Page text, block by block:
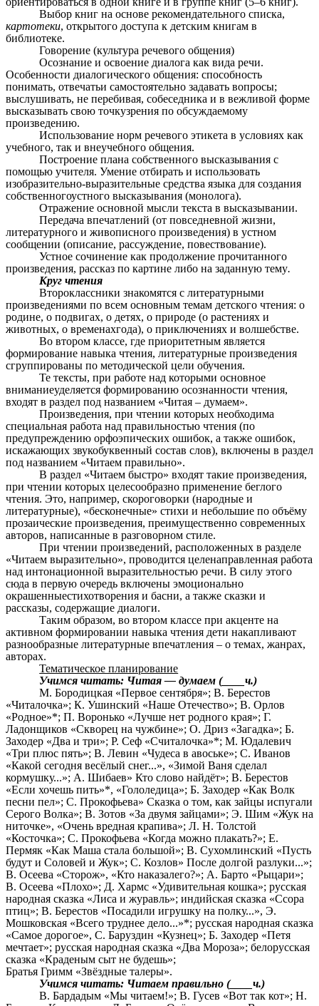
Выбор книг на основе рекомендательного списка,
картотеки, открытого доступа к детским книгам в
библиотеке.
Говорение (культура речевого общения)
Осознание и освоение диалога как вида речи.
Особенности диалогического общения: способность
понимать, отвечатьи самостоятельно задавать вопросы;
выслушивать, не перебивая, собеседника и в вежливой форме
высказывать свою точкузрения по обсуждаемому
произведению.
Использование норм речевого этикета в условиях как
учебного, так и внеучебного общения.
Построение плана собственного высказывания с
помощью учителя. Умение отбирать и использовать
изобразительно-выразительные средства языка для создания
собственногоустного высказывания (монолога).
Отражение основной мысли текста в высказывании.
Передача впечатлений (от повседневной жизни,
литературного и живописного произведения) в устном
сообщении (описание, рассуждение, повествование).
Устное сочинение как продолжение прочитанного
произведения, рассказ по картине либо на заданную тему.
Круг чтения
Второклассники знакомятся с литературными
произведениями по всем основным темам детского чтения: о
родине, о подвигах, о детях, о природе (о растениях и
животных, о временахгода), о приключениях и волшебстве.
Во втором классе, где приоритетным является
формирование навыка чтения, литературные произведения
сгруппированы по методической цели обучения.
Те тексты, при работе над которыми основное
вниманиеуделяется формированию осознанности чтения,
входят в раздел под названием «Читая – думаем».
Произведения, при чтении которых необходима
специальная работа над правильностью чтения (по
предупреждению орфоэпических ошибок, а также ошибок,
искажающих звукобуквенный состав слов), включены в раздел
под названием «Читаем правильно».
В раздел «Читаем быстро» входят такие произведения,
при чтении которых целесообразно применение беглого
чтения. Это, например, скороговорки (народные и
литературные), «бесконечные» стихи и небольшие по объёму
прозаические произведения, преимущественно современных
авторов, написанные в разговорном стиле.
При чтении произведений, расположенных в разделе
«Читаем выразительно», проводится целенаправленная работа
над интонационной выразительностью речи. В силу этого
сюда в первую очередь включены эмоционально
окрашенныестихотворения и басни, а также сказки и
рассказы, содержащие диалоги.
Таким образом, во втором классе при акценте на
активном формировании навыка чтения дети накапливают
разнообразные литературные впечатления – о темах, жанрах,
авторах.
Тематическое планирование
Учимся читать: Читая — думаем (____ч.)
М. Бородицкая «Первое сентября»; В. Берестов
«Читалочка»; К. Ушинский «Наше Отечество»; В. Орлов
«Родное»*; П. Воронько «Лучше нет родного края»; Г.
Ладонщиков «Скворец на чужбине»; О. Дриз «Загадка»; Б.
Заходер «Два и три»; Р. Сеф «Считалочка»*; М. Юдалевич
«Три плюс пять»; В. Левин «Чудеса в авоське»; С. Иванов
«Какой сегодня весёлый снег...», «Зимой Ваня сделал
кормушку...»; А. Шибаев» Кто слово найдёт»; В. Берестов
«Если хочешь пить»*, «Гололедица»; Б. Заходер «Как Волк
песни пел»; С. Прокофьева» Сказка о том, как зайцы испугали
Серого Волка»; B. Зотов «За двумя зайцами»; Э. Шим «Жук на
ниточке», «Очень вредная крапива»; Л. Н. Толстой
«Косточка»; C. Прокофьева «Когда можно плакать?»; Е.
Пермяк «Как Маша стала большой»; В. Сухомлинский «Пусть
будут и Соловей и Жук»; С. Козлов» После долгой разлуки...»;
В. Осеева «Сторож», «Кто наказалего?»; А. Барто «Рыцари»;
В. Осеева «Плохо»; Д. Хармс «Удивительная кошка»; русская
народная сказка «Лиса и журавль»; индийская сказка «Ссора
птиц»; В. Берестов «Посадили игрушку на полку...», Э.
Мошковская «Всего труднее дело...»*; русская народная сказка
«Самое дорогое», С. Баруздин «Кузнец»; Б. Заходер «Петя
мечтает»; русская народная сказка «Два Мороза»; белорусская
сказка «Краденым сыт не будешь»;
Братья Гримм «Звёздные талеры».
Учимся читать: Читаем правильно (____ч.)
В. Бардадым «Мы читаем!»; В. Гусев «Вот так кот»; Н.